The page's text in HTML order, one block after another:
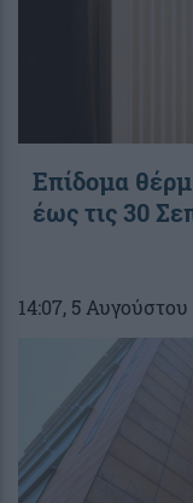
Επίδομα
έως τις 30
14:07, 5 Αυγούστου